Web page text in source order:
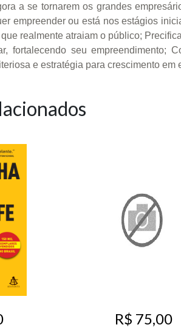
a se tornarem os grandes
empreender ou está nos estágios
realmente atraiam o público;
fortalecendo seu empreendimento;
e estratégia para crescimento
R$ 75,00